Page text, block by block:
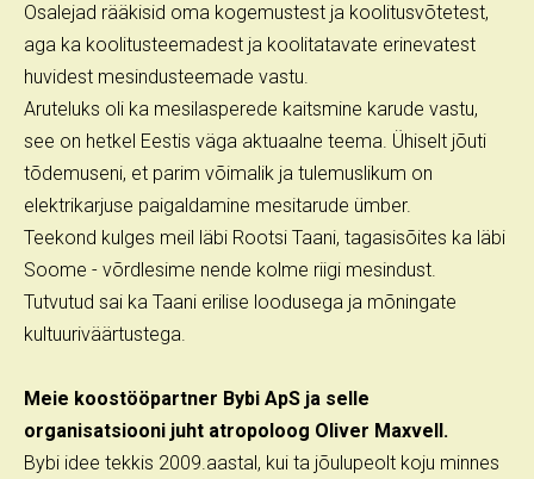
Osalejad rääkisid oma kogemustest ja koolitusvõtetest,
aga ka koolitusteemadest ja koolitatavate erinevatest
huvidest mesindusteemade vastu.
Aruteluks oli ka mesilasperede kaitsmine karude vastu,
see on hetkel Eestis väga aktuaalne teema. Ühiselt jõuti
tõdemuseni, et parim võimalik ja tulemuslikum on
elektrikarjuse paigaldamine mesitarude ümber.
Teekond kulges meil läbi Rootsi Taani, tagasisõites ka läbi
Soome - võrdlesime nende kolme riigi mesindust.
Tutvutud sai ka Taani erilise loodusega ja mõningate
kultuuriväärtustega.
Meie koostööpartner Bybi ApS ja selle
organisatsiooni juht atropoloog Oliver Maxvell.
Bybi idee tekkis 2009.aastal, kui ta jõulupeolt koju minnes